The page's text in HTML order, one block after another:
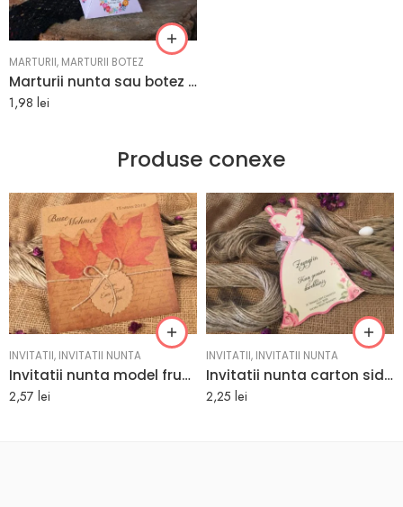
MARTURII, MARTURII BOTEZ
Marturii nunta sau botez umplute cu bomboane 6.5 x 8.2 cm
1,98 lei
Produse conexe
INVITATII, INVITATII NUNTA
Invitatii nunta model frunze de artar 16.5 x 16.5 cm
2,57 lei
INVITATII, INVITATII NUNTA
Invitatii nunta carton sidefat in forma de rochita 11.5 x 15.2 cm
2,25 lei